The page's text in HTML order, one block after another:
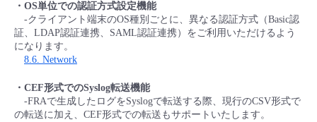
管理機能
すべてのメニューを見る
サポート
管理機能
すべてのメニューを見る
IoT
モニタリング/監査
サポート
- 新規お申し込み方法
- 初期設定・確認
- ユーザー機能の管理
- データと分析
- IoT
- マルチクラウド利用
故障/メンテナンス履歴
メンテナンス予定
定期メンテナンス
パートナー
販売パートナー向けプログラム
協業パートナー
トレーニング/操作動画
脱炭素化
・OS単位での認証方式設定機能
-クライアント端末のOS種別ごとに、異なる認証方式（Basic認
証、LDAP認証連携、SAML認証連携）をご利用いただけるよう
になります。
8.6. Network
・CEF形式でのSyslog転送機能
-FRAで生成したログをSyslogで転送する際、現行のCSV形式で
の転送に加え、CEF形式での転送もサポートいたします。